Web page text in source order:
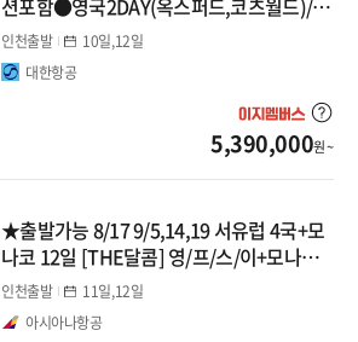
발칸반도
튀르키예/그리스
튀르키예
션포함●영국2DAY(옥스퍼드,코츠월드)/스
위스2DAY#나폼쏘#월드체인4성급#바티칸
하이패스
인천출발
10일,12일
대한항공
5,390,000원 ~
★출발가능 8/17 9/5,14,19 서유럽 4국+모
나코 12일 [THE달콤] 영/프/스/이+모나코_
남프랑스2DAY_융프라우_피사_3대박물관
인천출발
11일,12일
아시아나항공